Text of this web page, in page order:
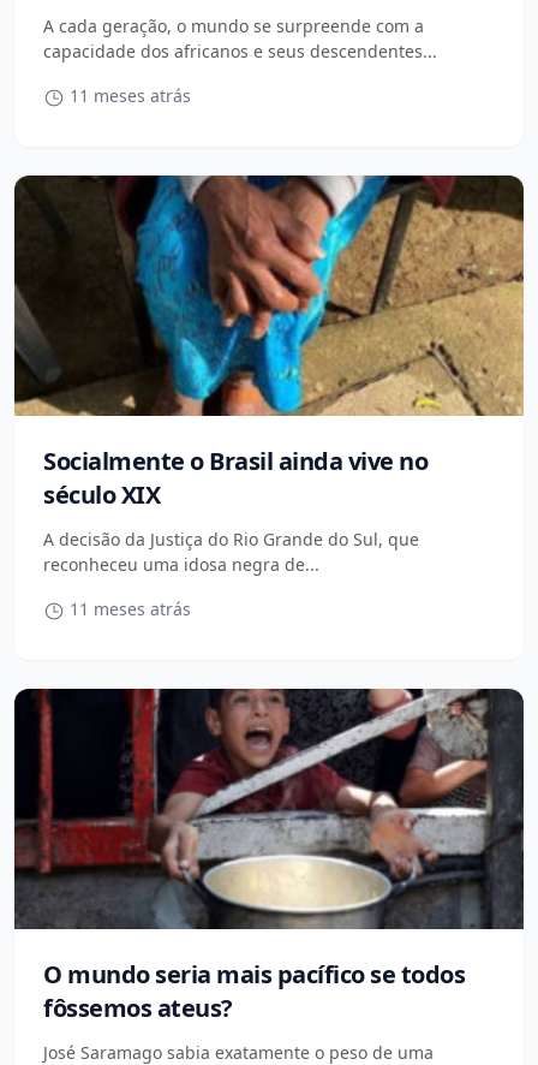
A cada geração, o mundo se surpreende com a
capacidade dos africanos e seus descendentes...
11 meses atrás
Socialmente o Brasil ainda vive no
século XIX
A decisão da Justiça do Rio Grande do Sul, que
reconheceu uma idosa negra de...
11 meses atrás
O mundo seria mais pacífico se todos
fôssemos ateus?
José Saramago sabia exatamente o peso de uma